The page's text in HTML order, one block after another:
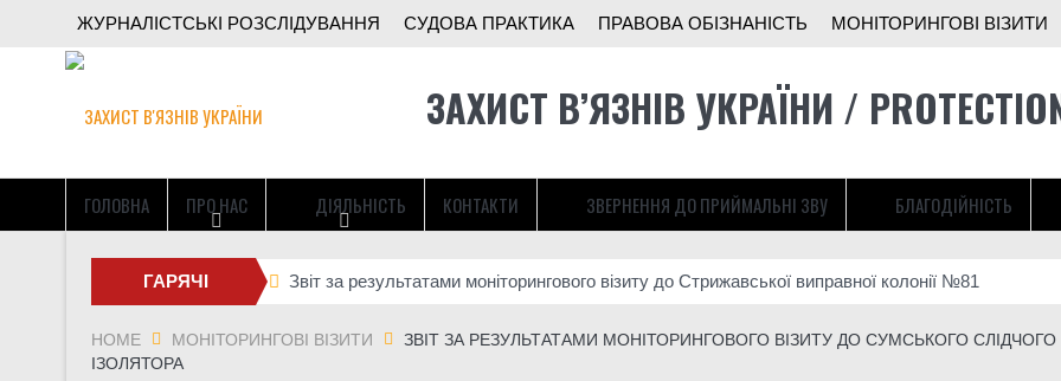
ЖУРНАЛІСТСЬКІ РОЗСЛІДУВАННЯ СУДОВА ПРАКТИКА ПРАВОВА ОБІЗНАНІСТЬ МОНІТОРИНГОВІ ВІЗИТИ
ЗАХИСТ В’ЯЗНІВ УКРАЇНИ /
ГОЛОВНА ПРО НАС ДІЯЛЬНІСТЬ КОНТАКТИ ЗВЕРНЕННЯ ДО ПРИЙМАЛЬНІ ЗВУ БЛАГОДІЙНІСТЬ
ГАРЯЧІ
НОВИНИ
Звіт за результатами моніторингового візиту до Стрижавської виправної колонії №81
HOME МОНІТОРИНГОВІ ВІЗИТИ
ЗВІТ ЗА РЕЗУЛЬТАТАМИ МОНІТОРИНГОВОГО ВІЗИТУ ДО СУМСЬКОГО СЛІДЧОГО
ІЗОЛЯТОРА